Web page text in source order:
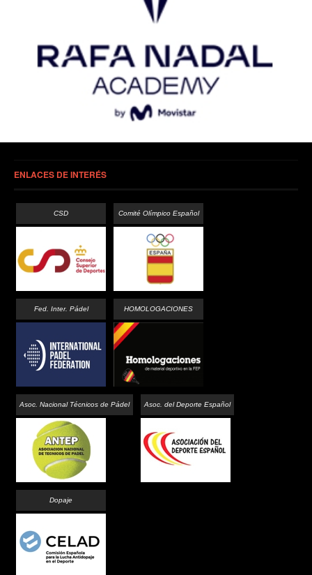
ENLACES DE INTERÉS
CSD Comité Olímpico Español
Fed. Inter. Pádel HOMOLOGACIONES
Asoc. Nacional Técnicos de Pádel Asoc. del Deporte Español
Dopaje